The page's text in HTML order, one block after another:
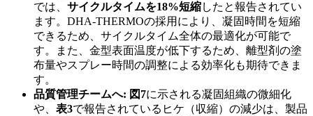
では、 サイクルタイムを18%短縮したと報告されてい
ます。DHA-THERMOの採用により、凝固時間を短縮
できるため、サイクルタイム全体の最適化が可能で
す。また、金型表面温度が低下するため、離型剤の塗
布量やスプレー時間の調整による効率化も期待できま
す。
品質管理チームへ: 図7に示される凝固組織の微細化
や、 表3で報告されているヒケ（収縮）の減少は、製品